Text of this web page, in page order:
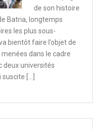
de son histoire
Batria, longtemps
les plus sous-
bientôt faire l’objet de
dans le cadre
deux universités
[…]